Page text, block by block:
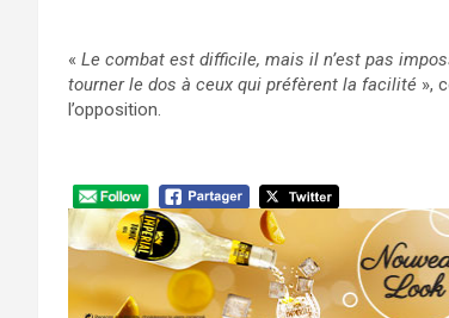
« Le combat est difficile, mais il n’est pas
tourner le dos à ceux qui préfèrent la facilité »,
l’opposition.